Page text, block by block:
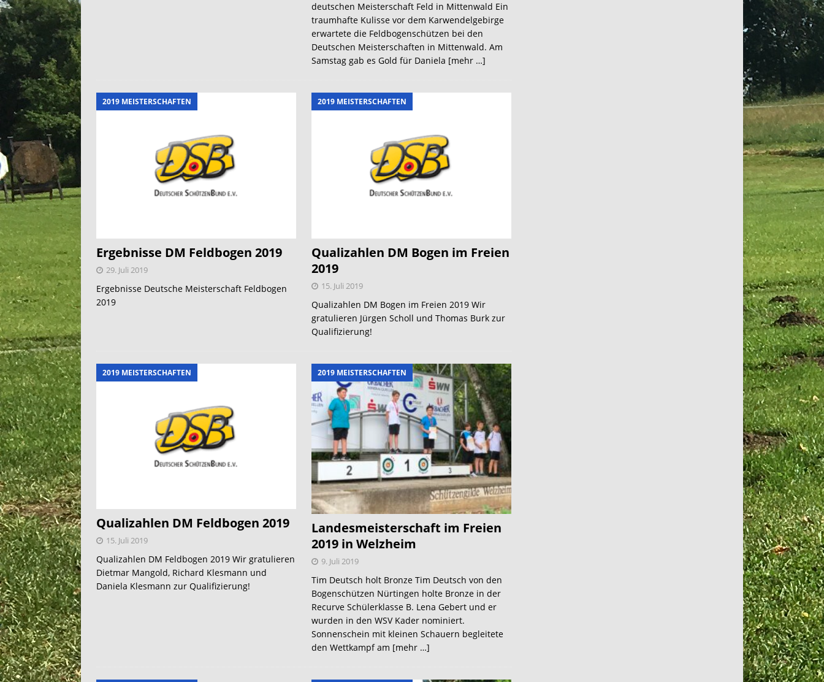
deutschen Meisterschaft Feld in Mittenwald Ein
traumhafte Kulisse vor dem Karwendelgebirge
erwartete die Feldbogenschützen bei den
Deutschen Meisterschaften in Mittenwald. Am
Samstag gab es Gold für Daniela [mehr …]
2019 MEISTERSCHAFTEN
Ergebnisse DM Feldbogen 2019
29. Juli 2019
Ergebnisse Deutsche Meisterschaft Feldbogen
2019
2019 MEISTERSCHAFTEN
Qualizahlen DM Bogen im Freien
2019
15. Juli 2019
Qualizahlen DM Bogen im Freien 2019 Wir
gratulieren Jürgen Scholl und Thomas Burk zur
Qualifizierung!
2019 MEISTERSCHAFTEN
Qualizahlen DM Feldbogen 2019
15. Juli 2019
Qualizahlen DM Feldbogen 2019 Wir gratulieren
Dietmar Mangold, Richard Klesmann und
Daniela Klesmann zur Qualifizierung!
2019 MEISTERSCHAFTEN
Landesmeisterschaft im Freien
2019 in Welzheim
9. Juli 2019
Tim Deutsch holt Bronze Tim Deutsch von den
Bogenschützen Nürtingen holte Bronze in der
Recurve Schülerklasse B. Lena Gebert und er
wurden in den WSV Kader nominiert.
Sonnenschein mit kleinen Schauern begleitete
den Wettkampf am [mehr …]